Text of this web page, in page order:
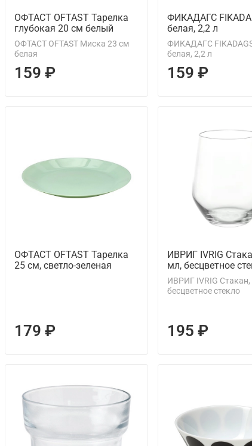
ОФТАСТ OFTAST Тарелка
глубокая 20 см белый
ОФТАСТ OFTAST Миска 23 см
белая
159 ₽
ФИКАДАГС
белая, 2,2 л
ФИКАДАГС
белая, 2,2 л
159 ₽
ОФТАСТ OFTAST Тарелка
25 см, светло-зеленая
179 ₽
ИВРИГ IVRIG
мл, бесцветное
ИВРИГ IVRIG Стакан,
бесцветное стекло
195 ₽